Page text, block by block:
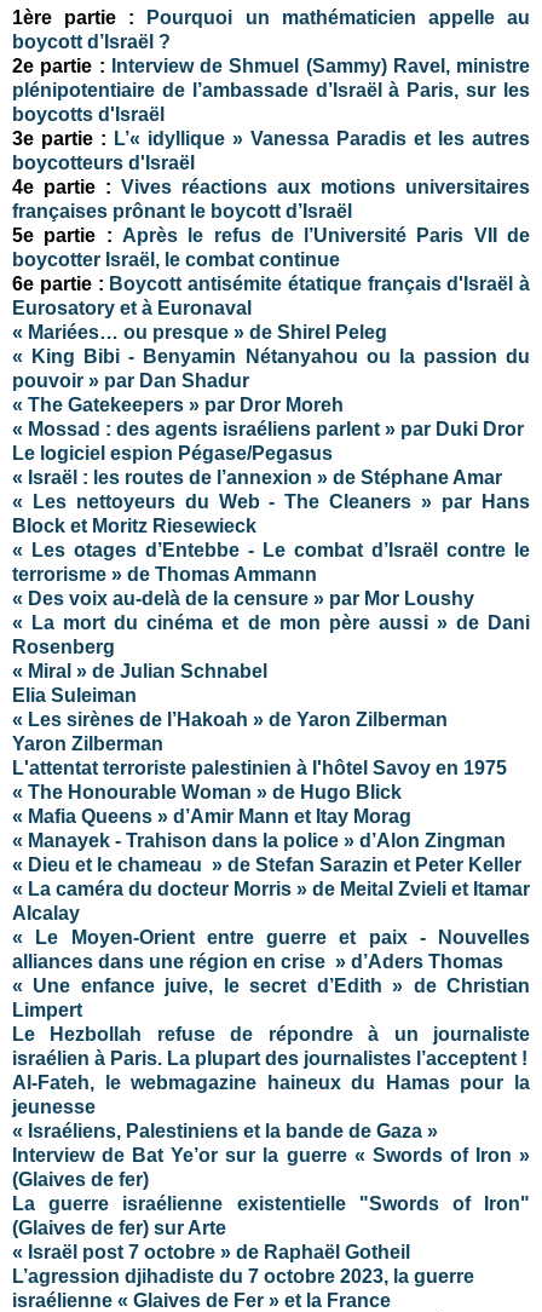
1ère partie :
Pourquoi un mathématicien appelle au
boycott d’Israël ?
2e partie :
Interview de Shmuel (Sammy) Ravel, ministre
plénipotentiaire de l’ambassade d’Israël à Paris, sur les
boycotts d'Israël
3e partie : L’« idyllique » Vanessa Paradis et les autres
boycotteurs d'Israël
4e partie : Vives réactions aux motions universitaires
françaises prônant le boycott d’Israël
5e partie : Après le refus de l’Université Paris VII de
boycotter Israël, le combat continue
6e partie : Boycott antisémite étatique français d'Israël à
Eurosatory et à Euronaval
« Mariées… ou presque » de Shirel Peleg
« King Bibi - Benyamin Nétanyahou ou la passion du
pouvoir » par Dan Shadur
« The Gatekeepers » par Dror Moreh
« Mossad : des agents israéliens parlent » par Duki Dror
Le logiciel espion Pégase/Pegasus
« Israël : les routes de l’annexion » de Stéphane Amar
« Les nettoyeurs du Web - The Cleaners » par Hans
Block et Moritz Riesewieck
« Les otages d’Entebbe - Le combat d’Israël contre le
terrorisme » de Thomas Ammann
« Des voix au-delà de la censure » par Mor Loushy
« La mort du cinéma et de mon père aussi » de Dani
Rosenberg
« Miral » de Julian Schnabel
Elia Suleiman
« Les sirènes de l’Hakoah » de Yaron Zilberman
Yaron Zilberman
L'attentat terroriste palestinien à l'hôtel Savoy en 1975
« The Honourable Woman » de Hugo Blick
« Mafia Queens » d’Amir Mann et Itay Morag
« Manayek - Trahison dans la police » d’Alon Zingman
« Dieu et le chameau » de Stefan Sarazin et Peter Keller
« La caméra du docteur Morris » de Meital Zvieli et Itamar
Alcalay
« Le Moyen-Orient entre guerre et paix - Nouvelles
alliances dans une région en crise » d’Aders Thomas
« Une enfance juive, le secret d’Edith » deChristian
Limpert
Le Hezbollah refuse de répondre à un journaliste
israélien à Paris. La plupart des journalistes l’acceptent !
Al-Fateh, le webmagazine haineux du Hamas pour la
jeunesse
« Israéliens, Palestiniens et la bande de Gaza »
Interview de Bat Ye’or sur la guerre « Swords of Iron »
(Glaives de fer)
La guerre israélienne existentielle "Swords of Iron"
(Glaives de fer) sur Arte
« Israël post 7 octobre » de Raphaël Gotheil
L’agression djihadiste du 7 octobre 2023, la guerre
israélienne « Glaives de Fer » et la France